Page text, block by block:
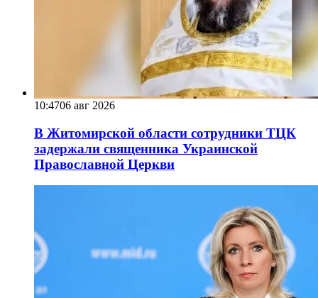
10:4706 авг 2026
В Житомирской области сотрудники ТЦК
задержали священника Украинской
Православной Церкви